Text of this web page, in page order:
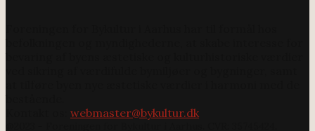
webmaster@bykultur.dk